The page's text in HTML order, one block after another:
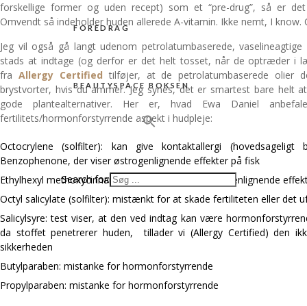
FOREDRAG
BEAUTYSPACE BOKSEN
Search for:
forskellige former og uden recept) som et “pre-drug”, så er
Omvendt så indeholder huden allerede A-vitamin. Ikke nemt, I know.
Jeg vil også gå langt udenom petrolatumbaserede,
stads at indtage (og derfor er det helt tosset, når de optræder i
fra Allergy Certified tilføjer, at de petrolatumbaserede olier
brystvorter, hvis du ammer. Jeg synes, det er smartest bare helt
gode plantealternativer. Her er, hvad Ewa Daniel
fertilitets/hormonforstyrrende aspekt i hudpleje:
Octocrylene (solfilter): kan give kontaktallergi (hovedsageligt
Benzophenone, der viser østrogenlignende effekter på fisk
Ethylhexyl methoxycinnamate (solfilter): giver østrogenlignende
Octyl salicylate (solfilter): mistænkt for at skade fertiliteten eller det
Salicylsyre: test viser, at den ved indtag kan være
da stoffet penetrerer huden, tillader vi (Allergy Certified) den
sikkerheden
Butylparaben: mistanke for hormonforstyrrende
Propylparaben: mistanke for hormonforstyrrende